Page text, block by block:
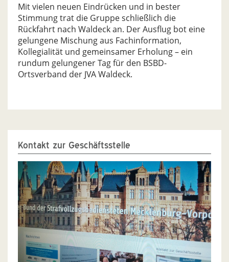
Mit vielen neuen Eindrücken und in bester
Stimmung trat die Gruppe schließlich die
Rückfahrt nach Waldeck an. Der Ausflug bot eine
gelungene Mischung aus Fachinformation,
Kollegialität und gemeinsamer Erholung – ein
rundum gelungener Tag für den BSBD-
Ortsverband der JVA Waldeck.
Kontakt zur Geschäftsstelle